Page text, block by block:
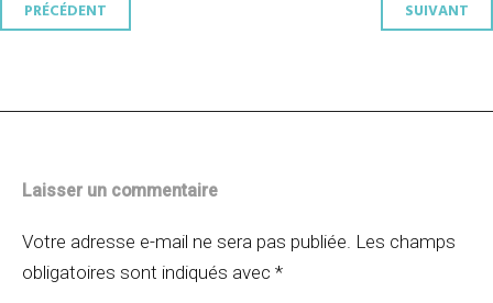
Navigation
PRÉCÉDENT SUIVANT
Laisser un commentaire
Votre adresse e-mail ne sera pas publiée. Les champs
obligatoires sont indiqués avec *